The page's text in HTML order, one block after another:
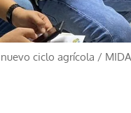
ciclo agrícola / MIDA